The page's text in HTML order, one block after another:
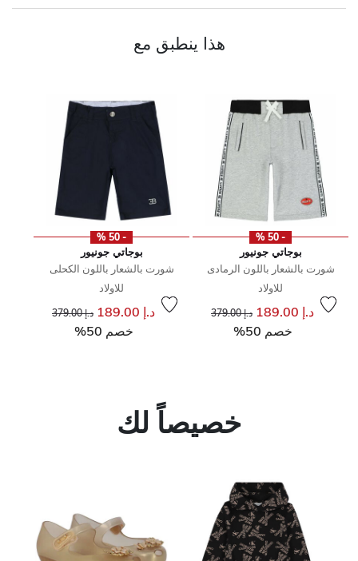
هذا ينطبق مع
- 50 %
بوجاتي جونيور
شورت بالشعار باللون الرمادى
للاولاد
د.إ 189.00 سعر مخفض من د.إ 379.00 إلى
خصم 50%
- 50 %
بوجاتي جونيور
شورت بالشعار باللون الكحلى
للاولاد
د.إ 189.00 سعر مخفض من د.إ 379.00 إلى
خصم 50%
خصيصاً لك